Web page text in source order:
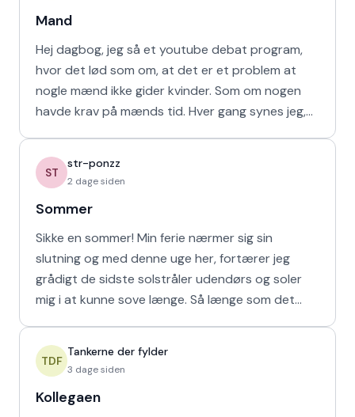
Mand
Hej dagbog, jeg så et youtube debat program,
hvor det lød som om, at det er et problem at
nogle mænd ikke gider kvinder. Som om nogen
havde krav på mænds tid. Hver gang synes jeg,
ST
str-ponzz
2 dage siden
Sommer
Sikke en sommer! Min ferie nærmer sig sin
slutning og med denne uge her, fortærer jeg
grådigt de sidste solstråler udendørs og soler
mig i at kunne sove længe. Så længe som det
TDF
Tankerne der fylder
3 dage siden
Kollegaen